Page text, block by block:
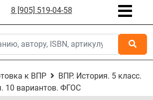
8 [905] 519-04-58
к ВПР
ВПР. История. 5 класс.
10 вариантов. ФГОС